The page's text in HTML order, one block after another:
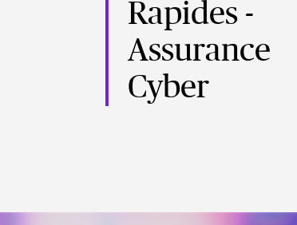
Rapides -
Assurance
Cyber